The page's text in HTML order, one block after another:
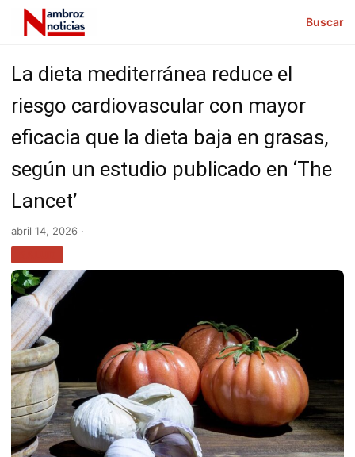
Buscar
La dieta mediterránea reduce el
riesgo cardiovascular con mayor
eficacia que la dieta baja en grasas,
según un estudio publicado en ‘The
Lancet’
abril 14, 2026 ·